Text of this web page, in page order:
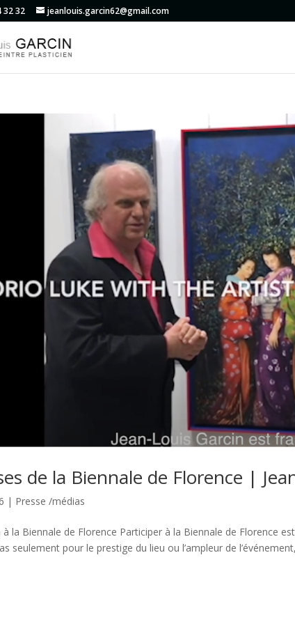
32 32 jeanlouis.garcin62@gmail.com
de la Biennale de Florence |
| Presse /médias
la Biennale de Florence Participer à la Biennale de Florence
seulement pour le prestige du lieu ou l’ampleur de